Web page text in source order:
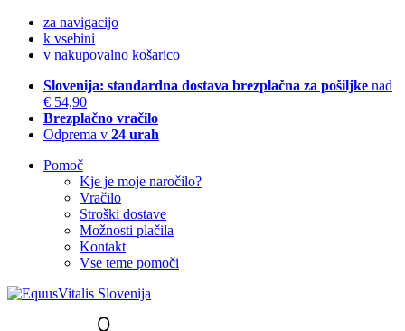
za navigacijo
k vsebini
v nakupovalno košarico
Slovenija: standardna dostava brezplačna za pošiljke nad
€ 54,90
Brezplačno vračilo
Odprema v 24 urah
Pomoč
Kje je moje naročilo?
Vračilo
Stroški dostave
Možnosti plačila
Kontakt
Vse teme pomoči